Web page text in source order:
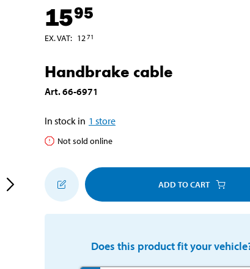
1595
EX. VAT: 1271
Handbrake cable
Art.66-6971
In stock in 1 store
Not sold online
ADD TO CART
Does this product fit your